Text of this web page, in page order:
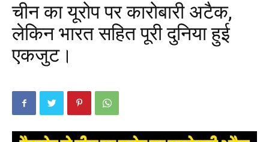
चीन का यूरोप पर कारोबारी अटैक,
लेकिन भारत सहित पूरी दुनिया हुई
एकजुट।